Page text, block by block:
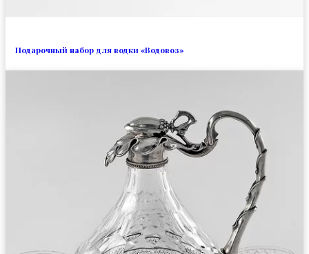
Подарочный набор для водки «Водовоз»